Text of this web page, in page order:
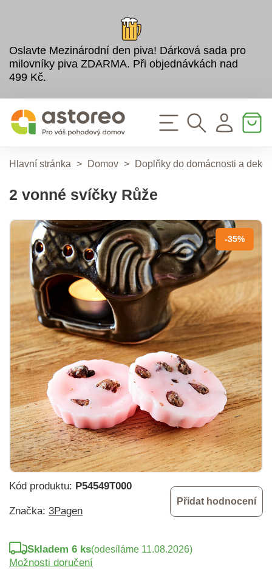
Oslavte Mezinárodní den piva! Dárková sada pro
milovníky piva ZDARMA. Při objednávkách nad
499 Kč.
Hlavní stránka > Domov > Doplňky do domácnosti a
2 vonné svíčky Růže
-35%
Kód produktu: P54549T000
Značka: 3Pagen
Přidat hodnocení
Skladem 6 ks(odesíláme 11.08.2026)
Možnosti doručení